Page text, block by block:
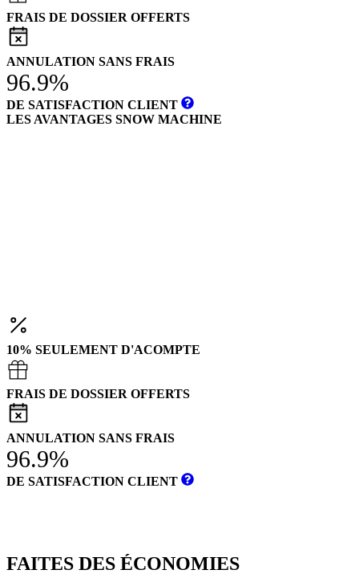
FRAIS DE DOSSIER OFFERTS
ANNULATION SANS FRAIS
96.9%
DE SATISFACTION CLIENT
LES AVANTAGES SNOW MACHINE
10% SEULEMENT D'ACOMPTE
FRAIS DE DOSSIER OFFERTS
ANNULATION SANS FRAIS
96.9%
DE SATISFACTION CLIENT
FAITES DES ÉCONOMIES